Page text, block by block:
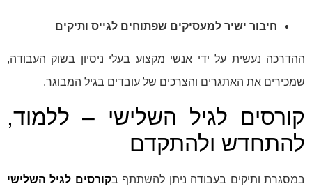
חיבור ישיר למעסיקים שפתוחים לגייס ותיקים
ההדרכה נעשית על ידי אנשי מקצוע בעלי ניסיון בשוק העבודה,
שמכירים את האתגרים והצרכים של עובדים בגיל המבוגר.
קורסים לגיל השלישי – ללמוד,
להתחדש ולהתקדם
במסגרת ותיקים בעבודה ניתן להשתתף בקורסים לגיל השלישי